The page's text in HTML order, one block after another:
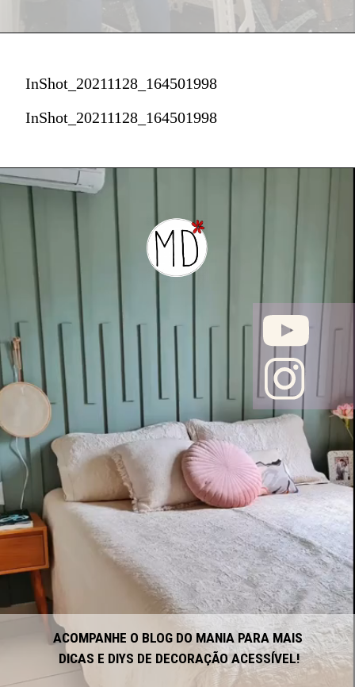
InShot_20211128_164501998
InShot_20211128_164501998
ACOMPANHE O BLOG DO MANIA PARA MAIS
DICAS E DIYS DE DECORAÇÃO ACESSÍVEL!